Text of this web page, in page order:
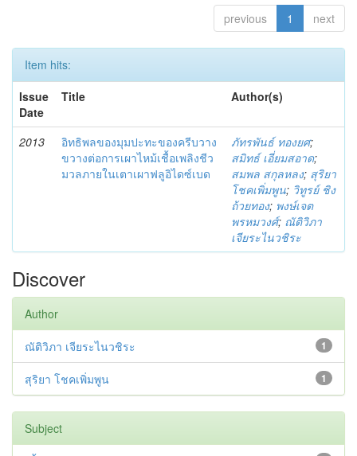
previous 1 next
Item hits:
Issue
Date
Title Author(s)
2013
อิทธิพลของมุมปะทะของครีบวาง
ขวางต่อการเผาไหม้เชื้อเพลิงชีว
มวลภายในเตาเผาฟลูอิไดซ์เบด
ภัทรพันธ์ ทองยศ;
สมิทธ์ เอี่ยมสอาด;
สมพล สกุลหลง; สุริยา
โชคเพิ่มพูน; วิทูรย์ ชิง
ถ้วยทอง; พงษ์เจต
พรหมวงศ์; ณัติวิภา
เจียระไนวชิระ
Discover
Author
1
ณัติวิภา เจียระไนวชิระ
1
สุริยา โชคเพิ่มพูน
Subject